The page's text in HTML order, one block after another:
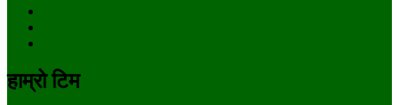
हाम्रो टिम